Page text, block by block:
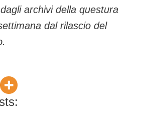
archivi della questura
dal rilascio del